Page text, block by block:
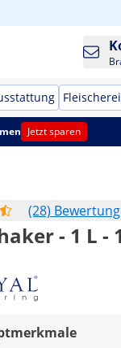
Jetzt sparen
(28)
- 1 L -